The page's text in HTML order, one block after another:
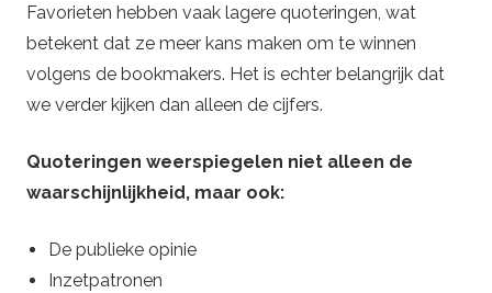
Favorieten hebben vaak lagere quoteringen, wat
betekent dat ze meer kans maken om te winnen
volgens de bookmakers. Het is echter belangrijk dat
we verder kijken dan alleen de cijfers.
Quoteringen weerspiegelen niet alleen de
waarschijnlijkheid, maar ook:
De publieke opinie
Inzetpatronen